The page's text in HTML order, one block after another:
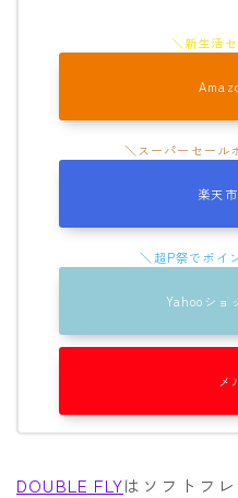
楽天
Yahooショ
メ
DOUBLE FLYはソフトフ